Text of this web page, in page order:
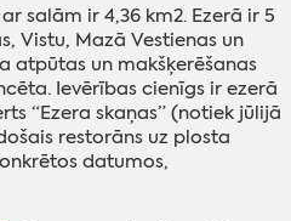
salām ir 4,36 km2. Ezerā ir 5
Vistu, Mazā Vestienas un
atpūtas un makšķerēšanas
Ievērības cienīgs ir ezerā
“Ezera skaņas” (notiek jūlijā
restorāns uz plosta
datumos,